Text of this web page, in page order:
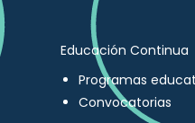
Educación Continua
Programas
Convocatorias